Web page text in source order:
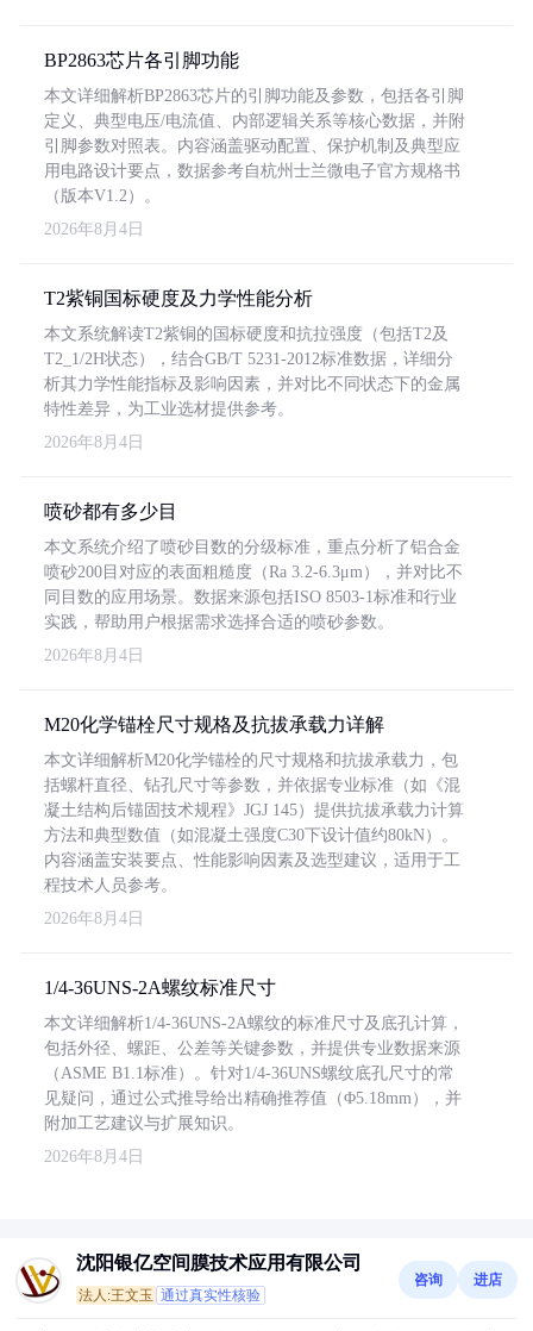
BP2863芯片各引脚功能
本文详细解析BP2863芯片的引脚功能及参数，包括各引脚
定义、典型电压/电流值、内部逻辑关系等核心数据，并附
引脚参数对照表。内容涵盖驱动配置、保护机制及典型应
用电路设计要点，数据参考自杭州士兰微电子官方规格书
（版本V1.2）。
2026年8月4日
T2紫铜国标硬度及力学性能分析
本文系统解读T2紫铜的国标硬度和抗拉强度（包括T2及
T2_1/2H状态），结合GB/T 5231-2012标准数据，详细分
析其力学性能指标及影响因素，并对比不同状态下的金属
特性差异，为工业选材提供参考。
2026年8月4日
喷砂都有多少目
本文系统介绍了喷砂目数的分级标准，重点分析了铝合金
喷砂200目对应的表面粗糙度（Ra 3.2-6.3μm），并对比不
同目数的应用场景。数据来源包括ISO 8503-1标准和行业
实践，帮助用户根据需求选择合适的喷砂参数。
2026年8月4日
M20化学锚栓尺寸规格及抗拔承载力详解
本文详细解析M20化学锚栓的尺寸规格和抗拔承载力，包
括螺杆直径、钻孔尺寸等参数，并依据专业标准（如《混
凝土结构后锚固技术规程》JGJ 145）提供抗拔承载力计算
方法和典型数值（如混凝土强度C30下设计值约80kN）。
内容涵盖安装要点、性能影响因素及选型建议，适用于工
程技术人员参考。
2026年8月4日
1/4-36UNS-2A螺纹标准尺寸
本文详细解析1/4-36UNS-2A螺纹的标准尺寸及底孔计算，
包括外径、螺距、公差等关键参数，并提供专业数据来源
（ASME B1.1标准）。针对1/4-36UNS螺纹底孔尺寸的常
见疑问，通过公式推导给出精确推荐值（Φ5.18mm），并
附加工艺建议与扩展知识。
2026年8月4日
沈阳银亿空间膜技术应用有限公司
法人:王文玉 通过真实性核验
咨询 进店